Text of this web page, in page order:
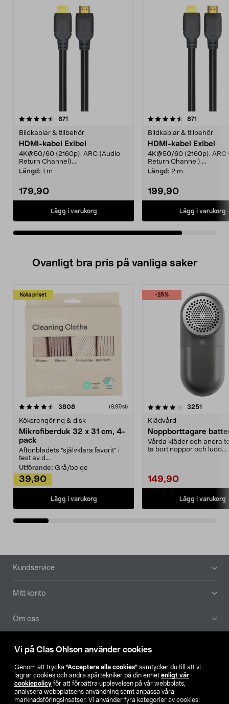
Vi på Clas Ohlson använder cookies
Genom att trycka ”Acceptera alla cookies” samtycker du till att vi
lagrar cookies och andra spårtekniker på din enhet enligt vår
cookiepolicy för att förbättra upplevelsen på vår webbplats,
analysera webbplatsens användning samt anpassa våra
marknadsföringsinsatser. Vi använder fyra kategorier av cookies:
871
Bildkablar & tillbehör
HDMI-kabel Exibel
4K@50/60 (2160p). ARC (Audio
Return Channel)....
Längd: 1 m
179,90
Lägg i varukorg
4.5av 5 stjärnor 871
Bildkablar & tillbehör
HDMI-kabel Exibel
4K@50/60 (2160p). ARC
Return Channel)....
Längd: 2 m
199,90
Lägg i varukorg
Ovanligt bra pris på vanliga saker
Kolla priset
3808recensioner (9,97/st)
Köksrengöring & disk
Mikrofiberduk 32 x 31 cm, 4-
pack
Aftonbladets "självklara favorit” i
test av d...
Utförande: Grå/beige
39,90
Lägg i varukorg
-25%
4.0av 5 stjärnor 3251
Klädvård
Noppborttagare
Vårda kläder och andra
ta bort noppor och ludd.
149,90
Lägg i varukorg
4.5av 5 stjärnor
Sidfot
Kundservice
Mitt konto
Om oss
Aktuellt
Våra bolag
Hitta butik